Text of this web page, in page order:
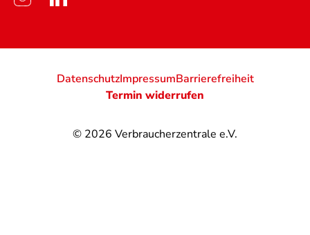
© 2026 Verbraucherzentrale e.V.
DatenschutzImpressumBarrierefreiheit
Termin widerrufen